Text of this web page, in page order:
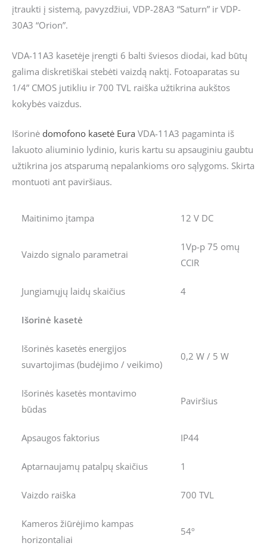
įtraukti į sistemą, pavyzdžiui, VDP-28A3 “Saturn” ir VDP-
30A3 “Orion”.
VDA-11A3 kasetėje įrengti 6 balti šviesos diodai, kad būtų
galima diskretiškai stebėti vaizdą naktį. Fotoaparatas su
1/4” CMOS jutikliu ir 700 TVL raiška užtikrina aukštos
kokybės vaizdus.
Išorinė domofono kasetė Eura VDA-11A3 pagaminta iš
lakuoto aliuminio lydinio, kuris kartu su apsauginiu gaubtu
užtikrina jos atsparumą nepalankioms oro sąlygoms. Skirta
montuoti ant paviršiaus.
Maitinimo įtampa 12 V DC
Vaizdo signalo parametrai
1Vp-p 75 omų
CCIR
Jungiamųjų laidų skaičius 4
Išorinė kasetė
Išorinės kasetės energijos
suvartojimas (budėjimo / veikimo)
0,2 W / 5 W
Išorinės kasetės montavimo
būdas
Paviršius
Apsaugos faktorius IP44
Aptarnaujamų patalpų skaičius 1
Vaizdo raiška 700 TVL
Kameros žiūrėjimo kampas
horizontaliai
54º